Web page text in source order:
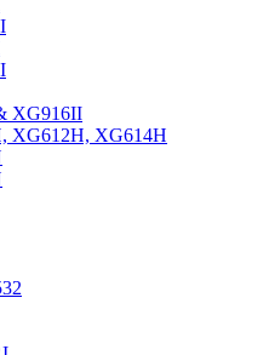
XG916II
XG612H, XG614H